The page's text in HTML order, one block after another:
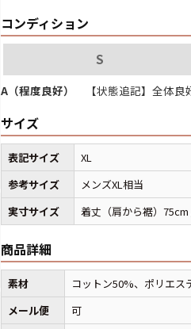
コンディション
S
A（程度良好） 【状態追記】全体良
サイズ
表記サイズ
XL
参考サイズ
メンズXL相当
実寸サイズ
着丈（肩から裾）
商品詳細
素材
コットン50%、ポリエス
メール便
可